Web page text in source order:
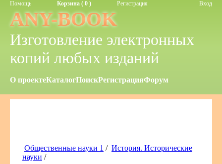
Помощь Корзина ( 0 ) Регистрация Вход
ANY-BOOK
Изготовление электронных
копий любых изданий
О проектеКаталогПоискРегистрацияФорум
Общественные науки 1 / История. Исторические
науки /